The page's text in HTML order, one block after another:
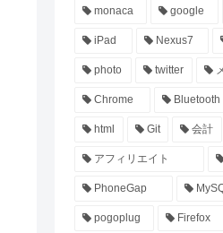
monaca google
iPad Nexus7
photo twitter
Chrome Bluetooth
html Git 会計
アフィリエイト
PhoneGap
pogoplug Firefox